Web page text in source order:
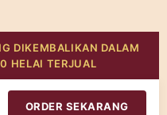
DIKEMBALIKAN DALAM
HELAI TERJUAL
ORDER SEKARANG